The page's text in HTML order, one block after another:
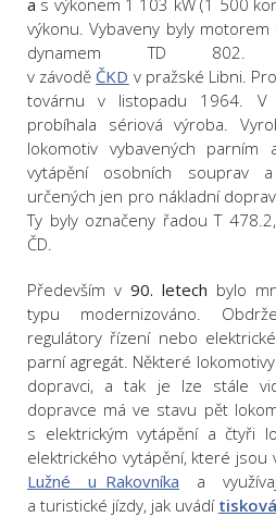
výkonu. Vybaveny byly
dynamem TD 802.
v závodě ČKD v pražské Libni.
továrnu v listopadu 1964.
probíhala sériová výroba.
lokomotiv vybavených parním
vytápění osobních souprav
určených jen pro nákladní
Ty byly označeny řadou T
ČD.
Především v 90. letech bylo
typu modernizováno.
regulátory řízení nebo
parní agregát. Některé
dopravci, a tak je lze stále
dopravce má ve stavu pět
s elektrickým vytápění a čtyři
elektrického vytápění, které jsou
Lužné u Rakovníka a
a turistické jízdy, jak uvádí